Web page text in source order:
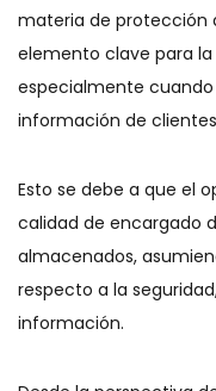
materia de protección
elemento clave para
especialmente
información de
Esto se debe a que el
calidad de encargado
almacenados,
respecto a la
información.